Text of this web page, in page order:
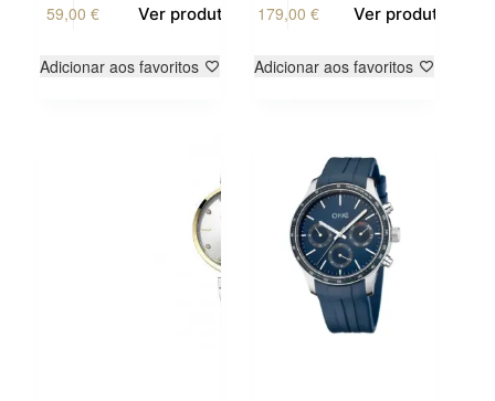
59,00€ Ver produto
product
multiple
Adicionar aos favoritos
179,00 € Ver produto
Adicionar aos favoritos